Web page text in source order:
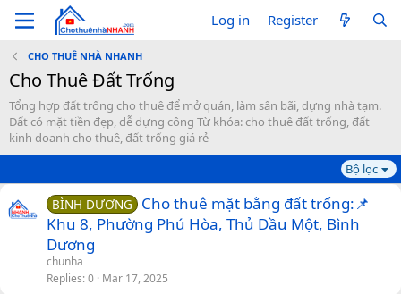
Log in Register
CHO THUÊ NHÀ NHANH
Cho Thuê Đất Trống
Tổng hợp đất trống cho thuê để mở quán, làm sân bãi, dựng nhà tạm.
Đất có mặt tiền đẹp, dễ dựng công Từ khóa: cho thuê đất trống, đất
kinh doanh cho thuê, đất trống giá rẻ
Bộ lọc
BÌNH DƯƠNG
Cho thuê mặt bằng đất trống:📌
Khu 8, Phường Phú Hòa, Thủ Dầu Một, Bình
Dương
chunha
Replies 0 Mar 17, 2025